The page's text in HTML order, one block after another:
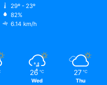
29º - 23º
82%
6.14 km/h
26 ℃
Wed
27 ℃
Thu